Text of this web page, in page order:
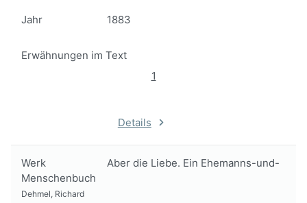
Jahr 1883
Erwähnungen im Text
1
Details
Werk
Aber die Liebe. Ein Ehemanns-und-
Menschenbuch
Dehmel, Richard